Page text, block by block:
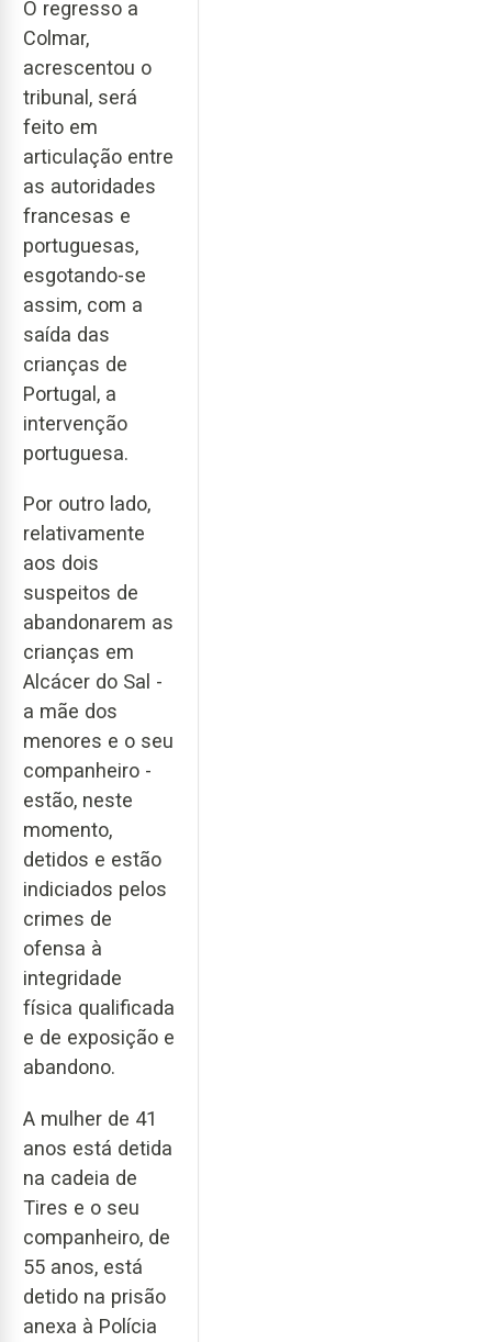
O regresso a
Colmar,
acrescentou o
tribunal, será
feito em
articulação entre
as autoridades
francesas e
portuguesas,
esgotando-se
assim, com a
saída das
crianças de
Portugal, a
intervenção
portuguesa.
Por outro lado,
relativamente
aos dois
suspeitos de
abandonarem as
crianças em
Alcácer do Sal -
a mãe dos
menores e o seu
companheiro -
estão, neste
momento,
detidos e estão
indiciados pelos
crimes de
ofensa à
integridade
física qualificada
e de exposição e
abandono.
A mulher de 41
anos está detida
na cadeia de
Tires e o seu
companheiro, de
55 anos, está
detido na prisão
anexa à Polícia